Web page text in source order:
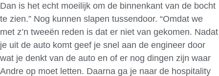
Dan is het echt moeilijk om de binnenkant van de bocht
te zien.” Nog kunnen slapen tussendoor. “Omdat we
met z’n tweeën reden is dat er niet van gekomen. Nadat
je uit de auto komt geef je snel aan de engineer door
wat je denkt van de auto en of er nog dingen zijn waar
Andre op moet letten. Daarna ga je naar de hospitality